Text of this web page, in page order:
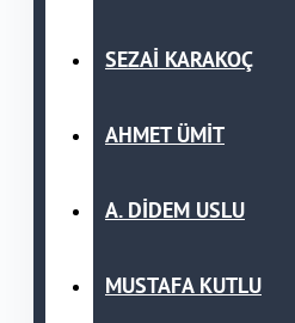
SEZAİ KARAKOÇ
AHMET ÜMİT
A. DİDEM USLU
MUSTAFA KUTLU